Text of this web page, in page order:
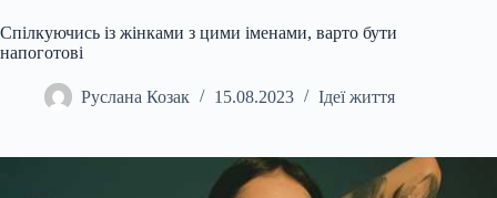
Спілкуючись із жінками з цими іменами, варто бути
напоготові
Руслана Козак 15.08.2023 Ідеї життя